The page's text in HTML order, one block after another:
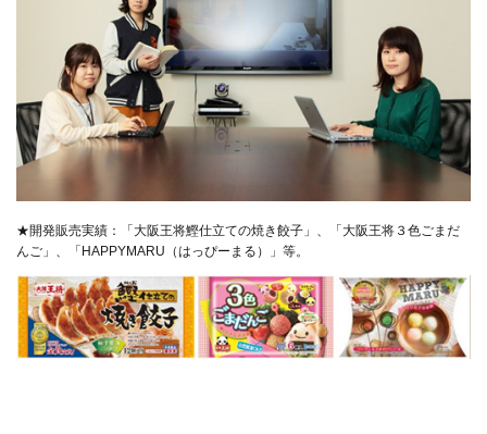
★開発販売実績：「大阪王将鰹仕立ての焼き餃子」、「大阪王将３色ごまだ
んご」、「HAPPYMARU（はっぴーまる）」等。